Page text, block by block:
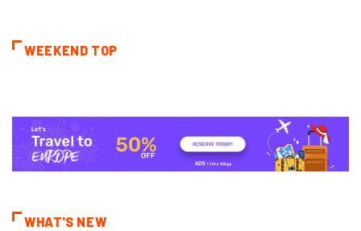
WEEKEND TOP
WHAT'S NEW